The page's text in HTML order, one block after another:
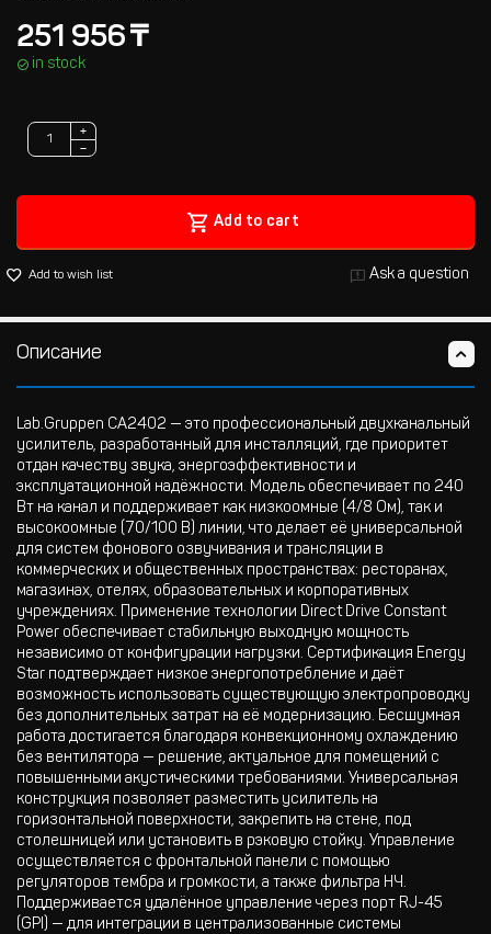
251 956₸
in stock
+
−
Add to cart
Add to wish list Ask a question
Описание
Lab.Gruppen CA2402 — это профессиональный двухканальный
усилитель, разработанный для инсталляций, где приоритет
отдан качеству звука, энергоэффективности и
эксплуатационной надёжности. Модель обеспечивает по 240
Вт на канал и поддерживает как низкоомные (4/8 Ом), так и
высокоомные (70/100 В) линии, что делает её универсальной
для систем фонового озвучивания и трансляции в
коммерческих и общественных пространствах: ресторанах,
магазинах, отелях, образовательных и корпоративных
учреждениях. Применение технологии Direct Drive Constant
Power обеспечивает стабильную выходную мощность
независимо от конфигурации нагрузки. Сертификация Energy
Star подтверждает низкое энергопотребление и даёт
возможность использовать существующую электропроводку
без дополнительных затрат на её модернизацию. Бесшумная
работа достигается благодаря конвекционному охлаждению
без вентилятора — решение, актуальное для помещений с
повышенными акустическими требованиями. Универсальная
конструкция позволяет разместить усилитель на
горизонтальной поверхности, закрепить на стене, под
столешницей или установить в рэковую стойку. Управление
осуществляется с фронтальной панели с помощью
регуляторов тембра и громкости, а также фильтра НЧ.
Поддерживается удалённое управление через порт RJ-45
(GPI) — для интеграции в централизованные системы